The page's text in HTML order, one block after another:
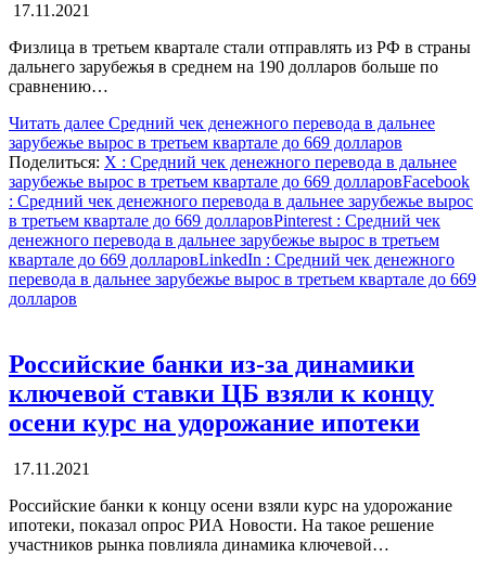
17.11.2021
Физлица в третьем квартале стали отправлять из РФ в страны
дальнего зарубежья в среднем на 190 долларов больше по
сравнению…
Читать далее Средний чек денежного перевода в дальнее
зарубежье вырос в третьем квартале до 669 долларов
Поделиться: X : Средний чек денежного перевода в дальнее
зарубежье вырос в третьем квартале до 669 долларовFacebook
: Средний чек денежного перевода в дальнее зарубежье вырос
в третьем квартале до 669 долларовPinterest : Средний чек
денежного перевода в дальнее зарубежье вырос в третьем
квартале до 669 долларовLinkedIn : Средний чек денежного
перевода в дальнее зарубежье вырос в третьем квартале до 669
долларов
Российские банки из-за динамики
ключевой ставки ЦБ взяли к концу
осени курс на удорожание ипотеки
17.11.2021
Российские банки к концу осени взяли курс на удорожание
ипотеки, показал опрос РИА Новости. На такое решение
участников рынка повлияла динамика ключевой…